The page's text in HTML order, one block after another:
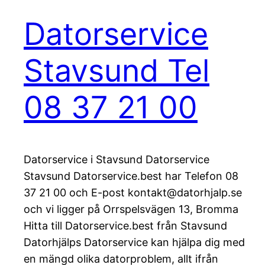
Datorservice
Stavsund Tel
08 37 21 00
Datorservice i Stavsund Datorservice
Stavsund Datorservice.best har Telefon 08
37 21 00 och E-post kontakt@datorhjalp.se
och vi ligger på Orrspelsvägen 13, Bromma
Hitta till Datorservice.best från Stavsund
Datorhjälps Datorservice kan hjälpa dig med
en mängd olika datorproblem, allt ifrån